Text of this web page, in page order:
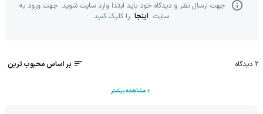
جهت ارسال نظر و دیدگاه خود باید ابتدا وارد سایت شوید. جهت ورود به
سایت اینجا را کلیک کنید
2 دیدگاه بر اساس محبوب ترین
مشاهده بیشتر